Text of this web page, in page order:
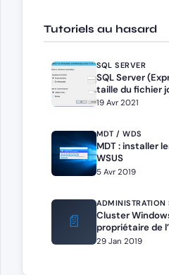
Tutoriels au hasard
SQL SERVER
SQL Server
taille du fichier
données
19 Avr 2021
MDT / WDS
MDT : installer
WSUS
5 Avr 2019
📄
ADMINISTRATION
Cluster
propriétaire de
29 Jan 2019